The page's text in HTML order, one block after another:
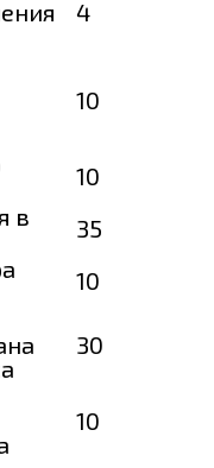
4
10
10
в
35
10
30
10